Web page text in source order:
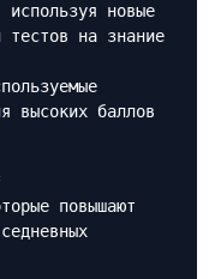
новые
тестов на знание
высоких баллов
повышают